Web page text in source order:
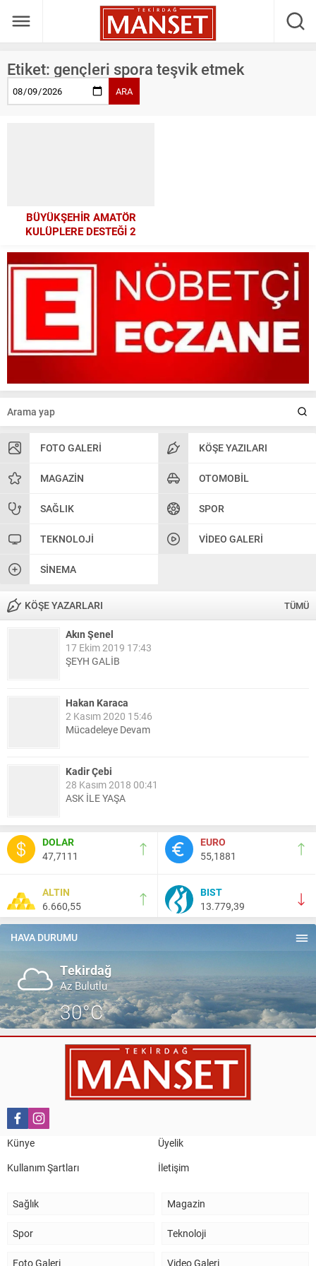
FOTO GALERI KÖŞE YAZILARI
MAGAZIN OTOMOBIL
SAĞLIK SPOR
TEKNOLOJI VIDEO GALERI
SINEMA
KÖŞE YAZARLARI TÜMÜ
Akın Şenel
17 Ekim 2019 17:43
ŞEYH GALİB
Hakan Karaca
2 Kasım 2020 15:46
Mücadeleye Devam
Kadir Çebi
28 Kasım 2018 00:41
ASK İLE YAŞA
Nail Kazanç
10 Mart 2023 21:36
HAYDİ TEKİRDAĞ MAÇA !!!!
Salih Canikli
5 Kasım 2024 19:54
TEKİRDAĞ İL EMNİYET MÜDÜRÜMÜZE HAYIRLI OLSUN
DOLAR
47,7111
EURO
55,1881
ALTIN
6.660,55
BIST
13.779,39
HAVA DURUMU
Tekirdağ
Az Bulutlu
30°C
Etiket: gençleri spora teşvik etmek
ARA
BÜYÜKŞEHİR AMATÖR
KULÜPLERE DESTEĞİ 2
Künye
Üyelik
Kullanım Şartları
İletişim
Sağlık Magazin
Spor Teknoloji
Foto Galeri Video Galeri